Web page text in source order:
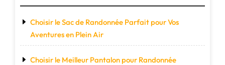
Choisir le Sac de Randonnée Parfait pour Vos
Aventures en Plein Air
Choisir le Meilleur Pantalon pour Randonnée